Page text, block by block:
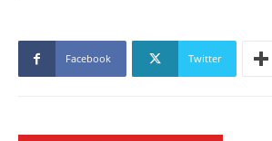
Facebook Twitter